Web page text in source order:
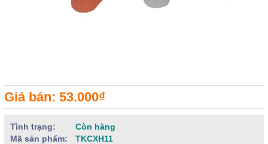
Giá bán: 53.000₫
Tình trạng:
Còn hàng
Mã sản phẩm:
TKCXH11